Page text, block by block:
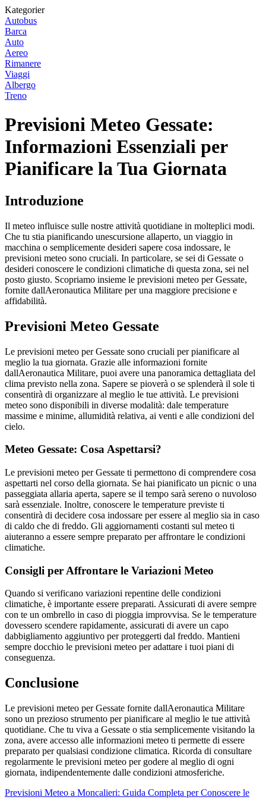
Kategorier
Autobus
Barca
Auto
Aereo
Rimanere
Viaggi
Albergo
Treno
Previsioni Meteo Gessate:
Informazioni Essenziali per
Pianificare la Tua Giornata
Introduzione
Il meteo influisce sulle nostre attività quotidiane in molteplici modi.
Che tu stia pianificando unescursione allaperto, un viaggio in
macchina o semplicemente desideri sapere cosa indossare, le
previsioni meteo sono cruciali. In particolare, se sei di Gessate o
desideri conoscere le condizioni climatiche di questa zona, sei nel
posto giusto. Scopriamo insieme le previsioni meteo per Gessate,
fornite dallAeronautica Militare per una maggiore precisione e
affidabilità.
Previsioni Meteo Gessate
Le previsioni meteo per Gessate sono cruciali per pianificare al
meglio la tua giornata. Grazie alle informazioni fornite
dallAeronautica Militare, puoi avere una panoramica dettagliata del
clima previsto nella zona. Sapere se pioverà o se splenderà il sole ti
consentirà di organizzare al meglio le tue attività. Le previsioni
meteo sono disponibili in diverse modalità: dale temperature
massime e minime, allumidità relativa, ai venti e alle condizioni del
cielo.
Meteo Gessate: Cosa Aspettarsi?
Le previsioni meteo per Gessate ti permettono di comprendere cosa
aspettarti nel corso della giornata. Se hai pianificato un picnic o una
passeggiata allaria aperta, sapere se il tempo sarà sereno o nuvoloso
sarà essenziale. Inoltre, conoscere le temperature previste ti
consentirà di decidere cosa indossare per essere al meglio sia in caso
di caldo che di freddo. Gli aggiornamenti costanti sul meteo ti
aiuteranno a essere sempre preparato per affrontare le condizioni
climatiche.
Consigli per Affrontare le Variazioni Meteo
Quando si verificano variazioni repentine delle condizioni
climatiche, è importante essere preparati. Assicurati di avere sempre
con te un ombrello in caso di pioggia improvvisa. Se le temperature
dovessero scendere rapidamente, assicurati di avere un capo
dabbigliamento aggiuntivo per proteggerti dal freddo. Mantieni
sempre docchio le previsioni meteo per adattare i tuoi piani di
conseguenza.
Conclusione
Le previsioni meteo per Gessate fornite dallAeronautica Militare
sono un prezioso strumento per pianificare al meglio le tue attività
quotidiane. Che tu viva a Gessate o stia semplicemente visitando la
zona, avere accesso alle informazioni meteo ti permette di essere
preparato per qualsiasi condizione climatica. Ricorda di consultare
regolarmente le previsioni meteo per godere al meglio di ogni
giornata, indipendentemente dalle condizioni atmosferiche.
Previsioni Meteo a Moncalieri: Guida Completa per Conoscere le